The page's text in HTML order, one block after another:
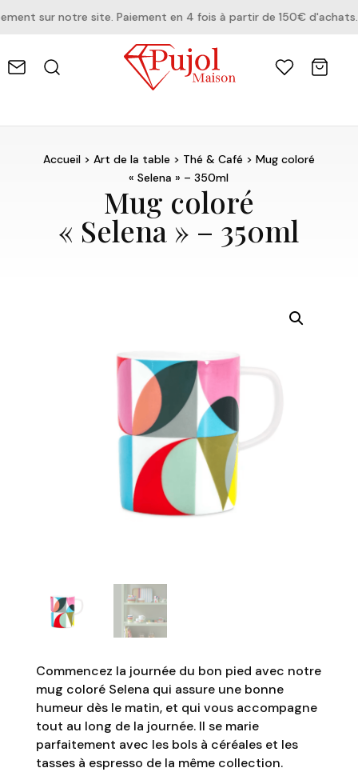
sur notre site. Paiement en 4 fois à partir de 150€ d'achats.
Accueil> Art de la table> Thé & Café> Mug coloré
« Selena » – 350ml
Mug coloré
« Selena » – 350ml
Commencez la journée du bon pied avec notre
mug coloré Selena qui assure une bonne
humeur dès le matin, et qui vous accompagne
tout au long de la journée. Il se marie
parfaitement avec les bols à céréales et les
tasses à espresso de la même collection.